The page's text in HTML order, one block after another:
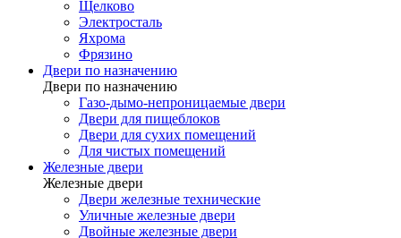
Щелково
Электросталь
Яхрома
Фрязино
Двери по назначению
Двери по назначению
Газо-дымо-непроницаемые двери
Двери для пищеблоков
Двери для сухих помещений
Для чистых помещений
Железные двери
Железные двери
Двери железные технические
Уличные железные двери
Двойные железные двери